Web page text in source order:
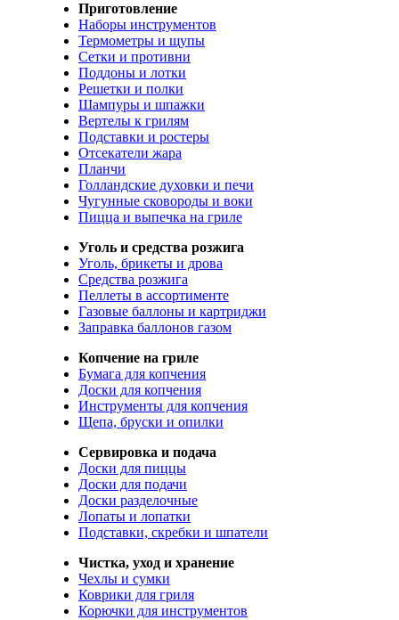
Приготовление
Наборы инструментов
Термометры и щупы
Сетки и противни
Поддоны и лотки
Решетки и полки
Шампуры и шпажки
Вертелы к грилям
Подставки и ростеры
Отсекатели жара
Планчи
Голландские духовки и печи
Чугунные сковороды и воки
Пицца и выпечка на гриле
Уголь и средства розжига
Уголь, брикеты и дрова
Средства розжига
Пеллеты в ассортименте
Газовые баллоны и картриджи
Заправка баллонов газом
Копчение на гриле
Бумага для копчения
Доски для копчения
Инструменты для копчения
Щепа, бруски и опилки
Сервировка и подача
Доски для пиццы
Доски для подачи
Доски разделочные
Лопаты и лопатки
Подставки, скребки и шпатели
Чистка, уход и хранение
Чехлы и сумки
Коврики для гриля
Корючки для инструментов